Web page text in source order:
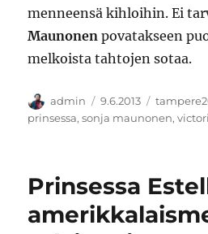
menneensä kihloihin. Ei
Maunonen povatakseen
melkoista tahtojen sotaa.
Kirjoittaja
admin Julkaistu
9.6.2013
prinsessa,sonja maunonen,
Prinsessa